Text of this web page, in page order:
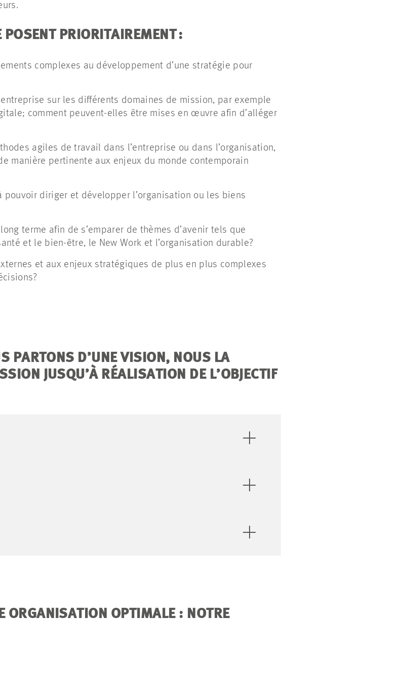
PRIORITAIREMENT :
complexes au développement d’une stratégie pour
sur les différents domaines de mission, par exemple
comment peuvent-elles être mises en œuvre afin d’alléger
agiles de travail dans l’entreprise ou dans l’organisation,
manière pertinente aux enjeux du monde contemporain
diriger et développer l’organisation ou les biens
terme afin de s’emparer de thèmes d’avenir tels que
et le bien-être, le New Work et l’organisation durable?
et aux enjeux stratégiques de plus en plus complexes
PARTONS D’UNE VISION, NOUS LA
JUSQU’À RÉALISATION DE L’OBJECTIF
ORGANISATION OPTIMALE : NOTRE